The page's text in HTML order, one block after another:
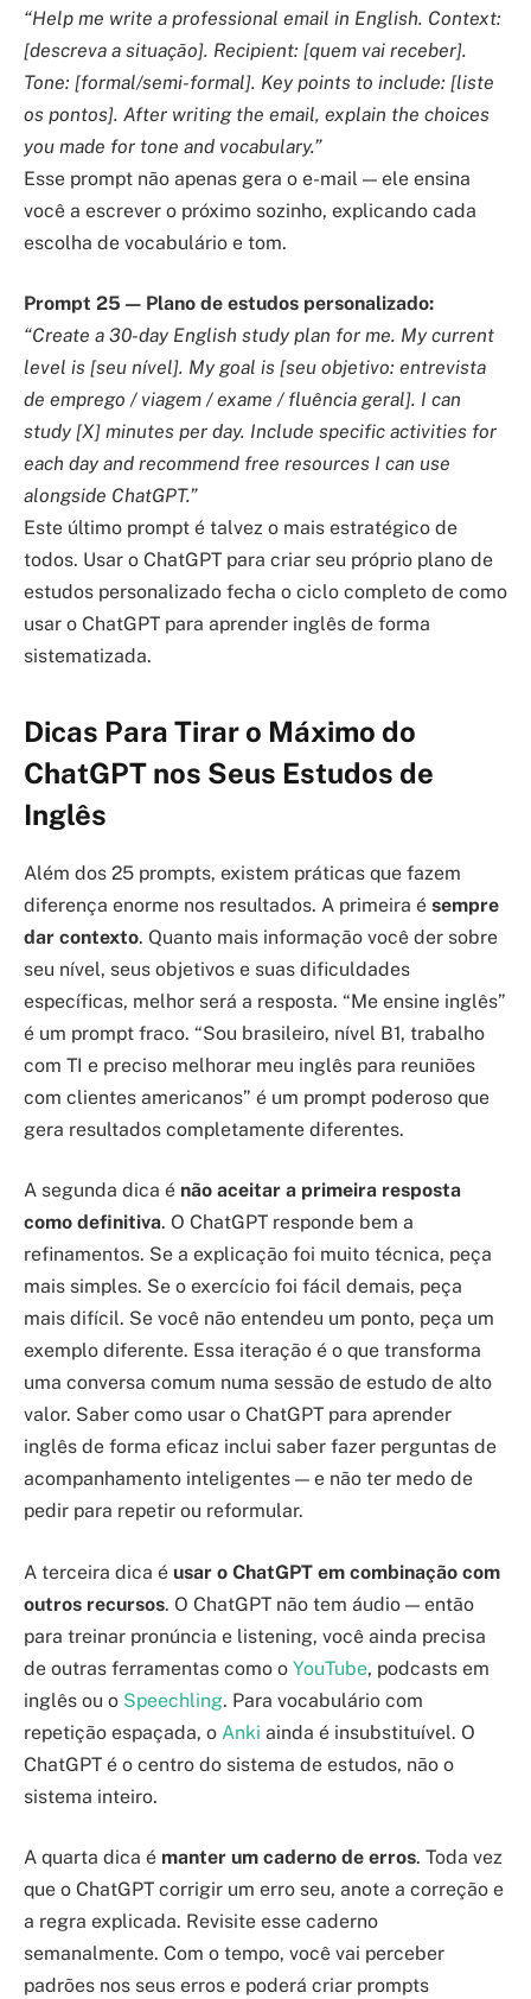
“Help me write a professional email in English. Context:
[descreva a situação]. Recipient: [quem vai receber].
Tone: [formal/semi-formal]. Key points to include: [liste
os pontos]. After writing the email, explain the choices
you made for tone and vocabulary.”
Esse prompt não apenas gera o e-mail — ele ensina
você a escrever o próximo sozinho, explicando cada
escolha de vocabulário e tom.
Prompt 25 — Plano de estudos personalizado:
“Create a 30-day English study plan for me. My current
level is [seu nível]. My goal is [seu objetivo: entrevista
de emprego / viagem / exame / fluência geral]. I can
study [X] minutes per day. Include specific activities for
each day and recommend free resources I can use
alongside ChatGPT.”
Este último prompt é talvez o mais estratégico de
todos. Usar o ChatGPT para criar seu próprio plano de
estudos personalizado fecha o ciclo completo de como
usar o ChatGPT para aprender inglês de forma
sistematizada.
Dicas Para Tirar o Máximo do
ChatGPT nos Seus Estudos de
Inglês
Além dos 25 prompts, existem práticas que fazem
diferença enorme nos resultados. A primeira é sempre
dar contexto. Quanto mais informação você der sobre
seu nível, seus objetivos e suas dificuldades
específicas, melhor será a resposta. “Me ensine inglês”
é um prompt fraco. “Sou brasileiro, nível B1, trabalho
com TI e preciso melhorar meu inglês para reuniões
com clientes americanos” é um prompt poderoso que
gera resultados completamente diferentes.
A segunda dica é não aceitar a primeira resposta
como definitiva. O ChatGPT responde bem a
refinamentos. Se a explicação foi muito técnica, peça
mais simples. Se o exercício foi fácil demais, peça
mais difícil. Se você não entendeu um ponto, peça um
exemplo diferente. Essa iteração é o que transforma
uma conversa comum numa sessão de estudo de alto
valor. Saber como usar o ChatGPT para aprender
inglês de forma eficaz inclui saber fazer perguntas de
acompanhamento inteligentes — e não ter medo de
pedir para repetir ou reformular.
A terceira dica é usar o ChatGPT em combinação com
outros recursos. O ChatGPT não tem áudio — então
para treinar pronúncia e listening, você ainda precisa
de outras ferramentas como o YouTube, podcasts em
inglês ou o Speechling. Para vocabulário com
repetição espaçada, o Anki ainda é insubstituível. O
ChatGPT é o centro do sistema de estudos, não o
sistema inteiro.
A quarta dica é manter um caderno de erros. Toda vez
que o ChatGPT corrigir um erro seu, anote a correção e
a regra explicada. Revisite esse caderno
semanalmente. Com o tempo, você vai perceber
padrões nos seus erros e poderá criar prompts